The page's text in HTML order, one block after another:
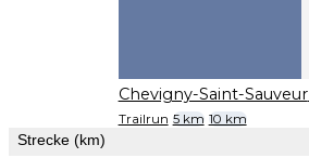
Chevigny-Saint-Sauveur
Trailrun 5 km 10 km
Strecke (km)